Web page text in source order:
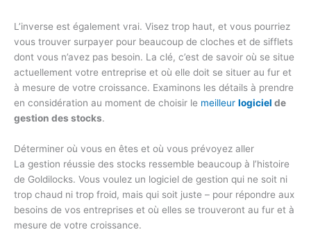
L’inverse est également vrai. Visez trop haut, et vous pourriez
vous trouver surpayer pour beaucoup de cloches et de sifflets
dont vous n’avez pas besoin. La clé, c’est de savoir où se situe
actuellement votre entreprise et où elle doit se situer au fur et
à mesure de votre croissance. Examinons les détails à prendre
en considération au moment de choisir le meilleur logiciel de
gestion des stocks.
Déterminer où vous en êtes et où vous prévoyez aller
La gestion réussie des stocks ressemble beaucoup à l’histoire
de Goldilocks. Vous voulez un logiciel de gestion qui ne soit ni
trop chaud ni trop froid, mais qui soit juste – pour répondre aux
besoins de vos entreprises et où elles se trouveront au fur et à
mesure de votre croissance.